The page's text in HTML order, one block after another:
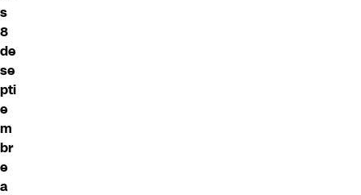
s
8
de
se
pti
e
m
br
e
a